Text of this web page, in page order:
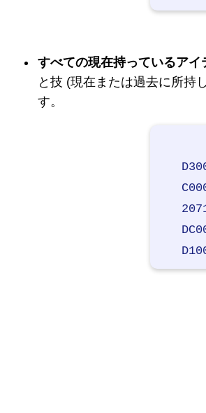
すべての現在持っているアイ
と技 (現在または過去に所持
す。